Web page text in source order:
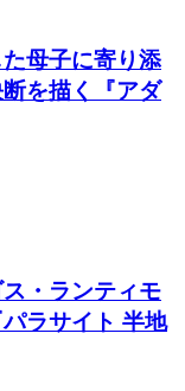
た母子に寄り添
を描く『アダ
ス・ランティモ
ラサイト 半地